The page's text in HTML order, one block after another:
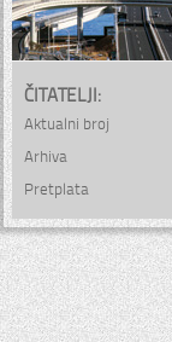
ČITATELJI:
Aktualni broj
Arhiva
Pretplata